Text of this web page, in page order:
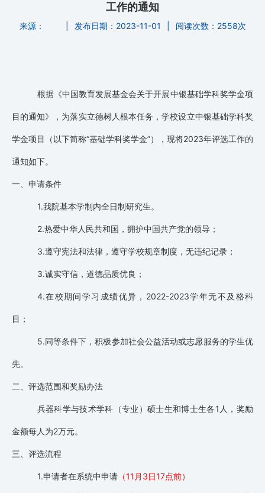
工作的通知
来源： 发布日期：2023-11-01 阅读次数： 2558次
根据《中国教育发展基金会关于开展中银基础学科奖学金项
目的通知》，为落实立德树人根本任务，学校设立中银基础学科奖
学金项目（以下简称“基础学科奖学金”），现将2023年评选工作的
通知如下。
一、申请条件
1.我院基本学制内全日制研究生。
2.热爱中华人民共和国，拥护中国共产党的领导；
3.遵守宪法和法律，遵守学校规章制度，无违纪记录；
3.诚实守信，道德品质优良；
4.在校期间学习成绩优异，2022-2023学年无不及格科
目；
5.同等条件下，积极参加社会公益活动或志愿服务的学生优
先。
二、评选范围和奖励办法
兵器科学与技术学科（专业）硕士生和博士生各1人，奖励
金额每人为2万元。
三、评选流程
1.申请者在系统中申请（11月3日17点前）